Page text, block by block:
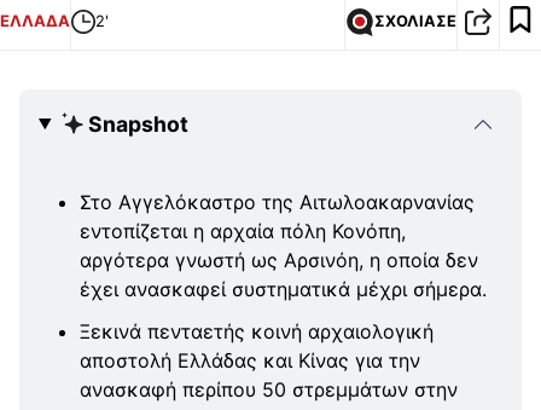
ΕΛΛΑΔΑ 2' ΣΧΟΛΙΑΣΕ
Snapshot
Στο Αγγελόκαστρο της Αιτωλοακαρνανίας
εντοπίζεται η αρχαία πόλη Κονόπη,
αργότερα γνωστή ως Αρσινόη, η οποία δεν
έχει ανασκαφεί συστηματικά μέχρι σήμερα.
Ξεκινά πενταετής κοινή αρχαιολογική
αποστολή Ελλάδας και Κίνας για την
ανασκαφή περίπου 50 στρεμμάτων στην